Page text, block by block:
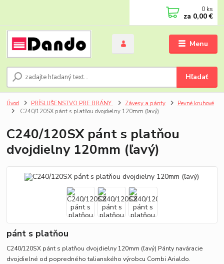
Menu
Hľadať
0 ks
za 0,00 €
Úvod PRÍSLUŠENSTVO PRE BRÁNY Závesy a pánty
Pevné kruhové
C240/120SX pánt s platňou dvojdielny 120mm (ľavý)
C240/120SX pánt s platňou
dvojdielny 120mm (ľavý)
pánt s platňou
C240/120SX pánt s platňou dvojdielny 120mm (ľavý) Pánty naváracie
dvojdielné od popredného talianského výrobcu Combi Arialdo.